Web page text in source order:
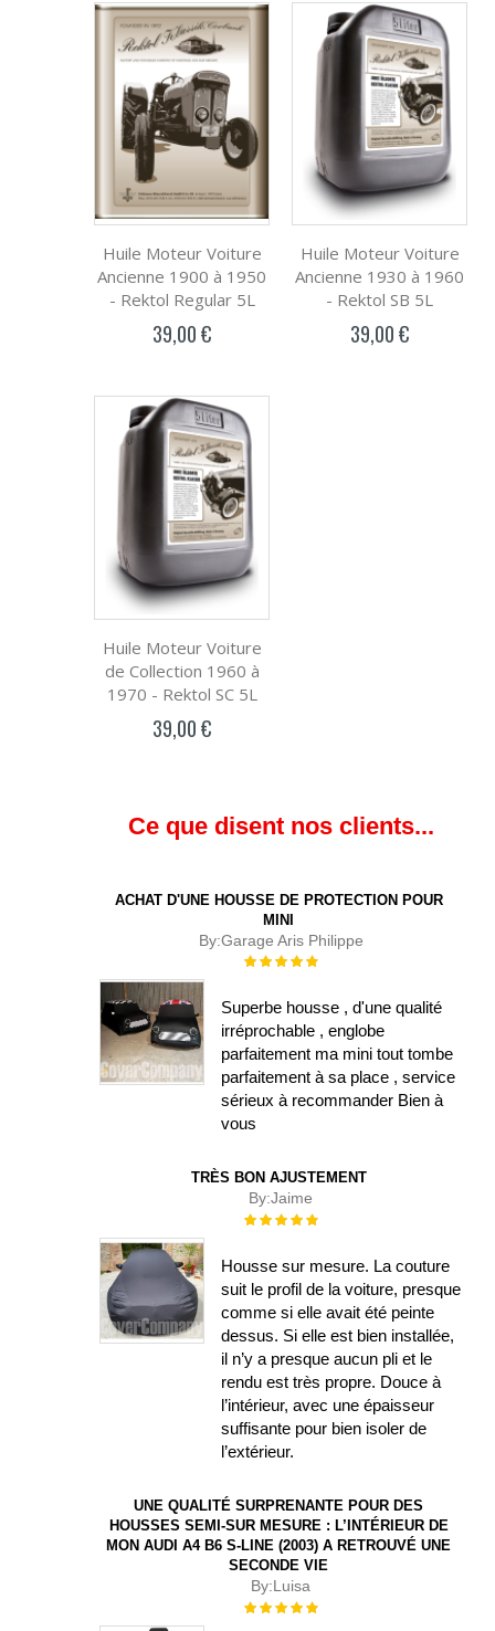
Huile Moteur Voiture
Ancienne 1900 à 1950
- Rektol Regular 5L
39,00 €
Huile Moteur Voiture
Ancienne 1930 à 1960
- Rektol SB 5L
39,00 €
Huile Moteur Voiture
de Collection 1960 à
1970 - Rektol SC 5L
39,00 €
Ce que disent nos clients...
ACHAT D'UNE HOUSSE DE PROTECTION POUR
MINI
By:Garage Aris Philippe
Évaluation :
Superbe housse , d'une qualité
irréprochable , englobe
parfaitement ma mini tout tombe
parfaitement à sa place , service
sérieux à recommander Bien à
vous
TRÈS BON AJUSTEMENT
By:Jaime
Évaluation :
Housse sur mesure. La couture
suit le profil de la voiture, presque
comme si elle avait été peinte
dessus. Si elle est bien installée,
il n’y a presque aucun pli et le
rendu est très propre. Douce à
l’intérieur, avec une épaisseur
suffisante pour bien isoler de
l’extérieur.
UNE QUALITÉ SURPRENANTE POUR DES
HOUSSES SEMI-SUR MESURE : L’INTÉRIEUR DE
MON AUDI A4 B6 S-LINE (2003) A RETROUVÉ UNE
SECONDE VIE
By:Luisa
Évaluation :